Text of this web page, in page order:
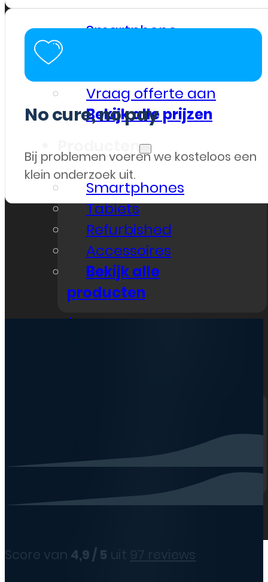
Smartphone
Vraag offerte aan
Bekijk alle prijzen
Producten
Smartphones
Tablets
Refurbished
Accessoires
Bekijk alle
producten
Nieuws
Veelgestelde vragen
Openingstijden
No cure, no pay
Bij problemen voeren we kosteloos een
klein onderzoek uit.
Score van 4,9 / 5 97 reviews